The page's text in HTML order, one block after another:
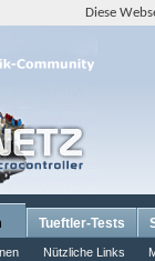
Nützliche Links
Tueftler-Tests
Diese